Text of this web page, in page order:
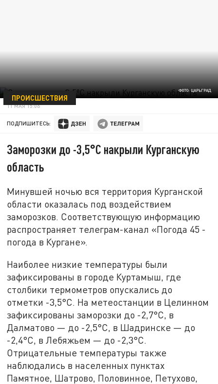
ФОТО: ЦАРЬГРАД
ПРОИСШЕСТВИЯ
11 МАЯ 15:06
ПОДПИШИТЕСЬ:
Заморозки до -3,5°C накрыли Курганскую
область
Минувшей ночью вся территория Курганской
области оказалась под воздействием
заморозков. Соответствующую информацию
распространяет телеграм-канал «Погода 45 -
погода в Кургане».
Наиболее низкие температуры были
зафиксированы в городе Куртамыш, где
столбики термометров опускались до
отметки -3,5°C. На метеостанции в Целинном
зафиксированы заморозки до -2,7°C, в
Далматово — до -2,5°C, в Шадринске — до
-2,4°C, в Лебяжьем — до -2,3°C.
Отрицательные температуры также
наблюдались в населенных пунктах
Памятное, Шатрово, Половинное, Петухово,